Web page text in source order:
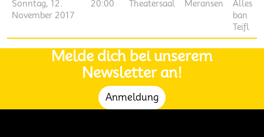
Sonntag, 12.
November 2017
20:00 Theatersaal Meransen
Alles
ban
Teifl
Melde dich bei unserem
Newsletter an!
Anmeldung